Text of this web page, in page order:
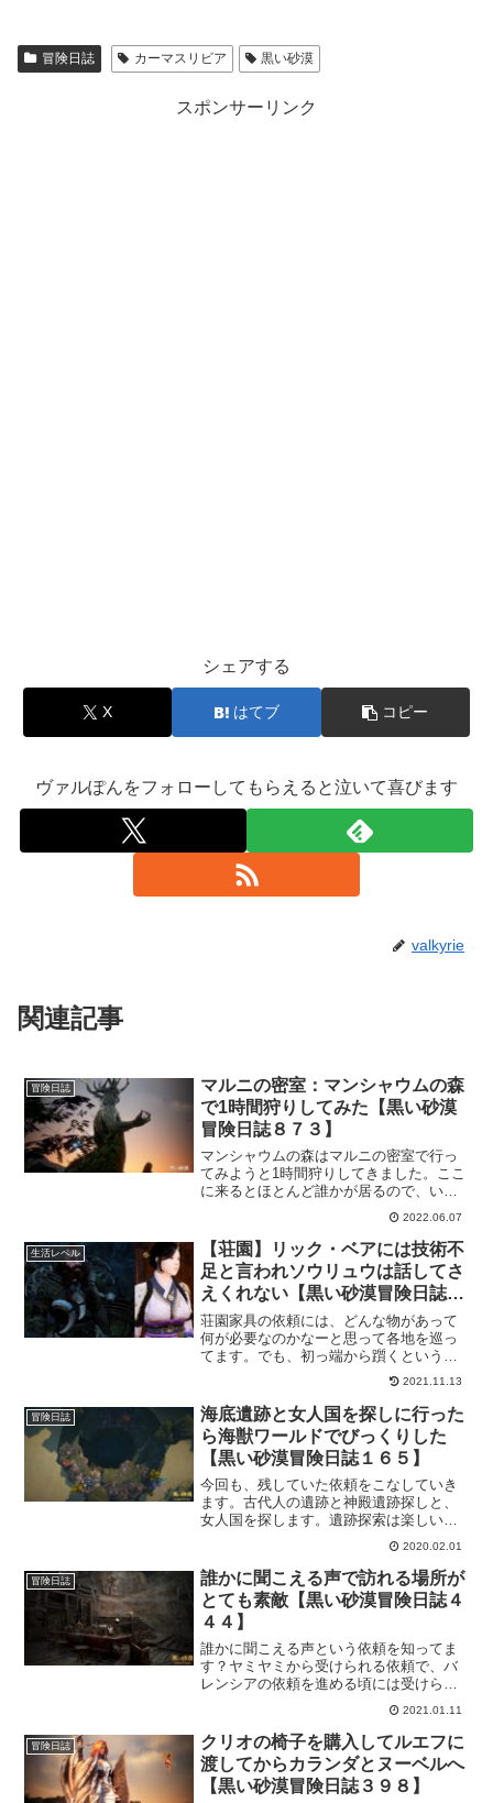
冒険日誌 カーマスリビア 黒い砂漠
スポンサーリンク
シェアする
X はてブ コピー
ヴァルぽんをフォローしてもらえると泣いて喜びます
valkyrie
関連記事
冒険日誌
マルニの密室：マンシャウムの森
で1時間狩りしてみた【黒い砂漠
冒険日誌８７３】
マンシャウムの森はマルニの密室で行っ
てみようと1時間狩りしてきました。ここ
に来るとほとんど誰かが居るので、いつ
も必要なだけ狩りして退散ってパターン
だったけどマルニの密室が実装されたの
で心置きなく狩りして見る事に。
2022.06.07
生活レベル
【荘園】リック・ベアには技術不
足と言われソウリュウは話してさ
えくれない【黒い砂漠冒険日誌６
９４】
荘園家具の依頼には、どんな物があって
何が必要なのかなーと思って各地を巡っ
てます。でも、初っ端から躓くという何
とも凹む事態に陥りましたｗがっかり。
けど、これはこれで「目的」がはっきり
と見えて来るので、「何しようかなー」
って思ってる冒険者さんにはいいのか
も。
2021.11.13
冒険日誌
海底遺跡と女人国を探しに行った
ら海獣ワールドでびっくりした
【黒い砂漠冒険日誌１６５】
今回も、残していた依頼をこなしていき
ます。古代人の遺跡と神殿遺跡探しと、
女人国を探します。遺跡探索は楽しいで
すけど、海獣がわんさかいるのはちょっ
2020.02.01
冒険日誌
誰かに聞こえる声で訪れる場所が
とても素敵【黒い砂漠冒険日誌４
４４】
誰かに聞こえる声という依頼を知ってま
す？ヤミヤミから受けられる依頼で、バ
レンシアの依頼を進める頃には受けられ
るようになっていると思うんですが。と
にかくこの依頼で訪れる場所がほんとい
い感じで素敵なんですよ。毎回、いつ行
ってもしばらくぼんやりして、見回して
しまいます。
2021.01.11
冒険日誌
クリオの椅子を購入してルエフに
渡してからカランダとヌーベルへ
【黒い砂漠冒険日誌３９８】